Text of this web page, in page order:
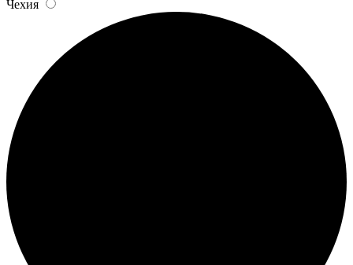
Чехия